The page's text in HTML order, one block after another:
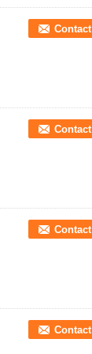
Contact
Contact
Contact
Contact